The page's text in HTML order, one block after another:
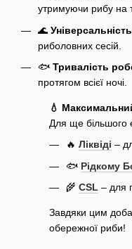
утримуючи рибу на
🌊
риболовних сесій.
🐟 Тривалість
протягом всієї ночі.
💧
Для ще більшого
🔥 Ліквіді –
🐟 Рідкому
🌾 CSL – для
Завдяки цим
обережної риби!